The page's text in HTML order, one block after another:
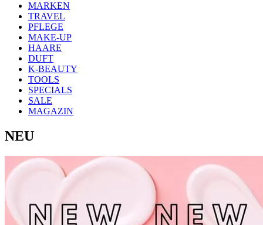
MARKEN
TRAVEL
PFLEGE
MAKE-UP
HAARE
DUFT
K-BEAUTY
TOOLS
SPECIALS
SALE
MAGAZIN
NEU